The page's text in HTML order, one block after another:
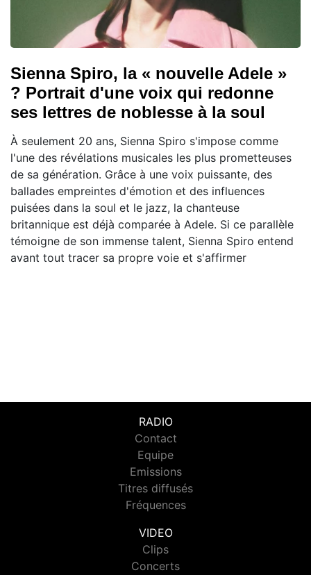
Sienna Spiro, la « nouvelle Adele »
? Portrait d'une voix qui redonne
ses lettres de noblesse à la soul
À seulement 20 ans, Sienna Spiro s'impose comme
l'une des révélations musicales les plus prometteuses
de sa génération. Grâce à une voix puissante, des
ballades empreintes d'émotion et des influences
puisées dans la soul et le jazz, la chanteuse
britannique est déjà comparée à Adele. Si ce parallèle
témoigne de son immense talent, Sienna Spiro entend
avant tout tracer sa propre voie et s'affirmer
RADIO
Contact
Equipe
Emissions
Titres diffusés
Fréquences
VIDEO
Clips
Concerts